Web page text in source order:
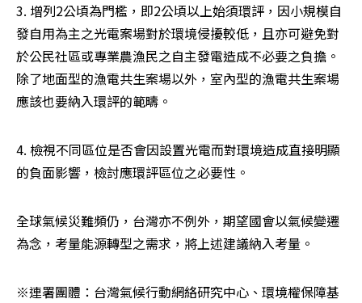
3. 增列2公頃為門檻，即2公頃以上始須環評，因小規模自
發自用為主之光電案場對於環境侵擾較低，且亦可避免對
於公民社區或專業農漁民之自主發電造成不必要之負擔。
除了地面型的漁電共生案場以外，室內型的漁電共生案場
應該也要納入環評的範疇。
4. 檢視不同區位是否會因設置光電而對環境造成直接明顯
的負面影響，檢討應環評區位之必要性。
全球氣候災難頻仍，台灣亦不例外，期望國會以氣候變遷
為念，考量能源轉型之需求，將上述建議納入考量。
※連署團體：台灣氣候行動網絡研究中心、環境權保障基